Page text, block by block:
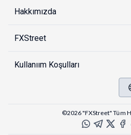
Hakkımızda
FXStreet
Kullanıım Koşulları
©2026 "FXStreet" Tüm